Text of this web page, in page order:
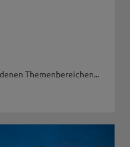
Themenbereichen...